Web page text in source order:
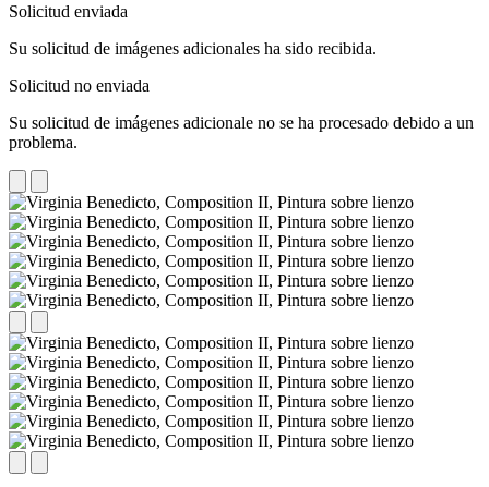
Solicitud enviada
Su solicitud de imágenes adicionales ha sido recibida.
Solicitud no enviada
Su solicitud de imágenes adicionale no se ha procesado debido a un
problema.